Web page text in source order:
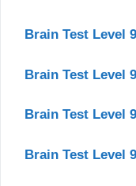
Brain Test Level
Brain Test Level
Brain Test Level
Brain Test Level